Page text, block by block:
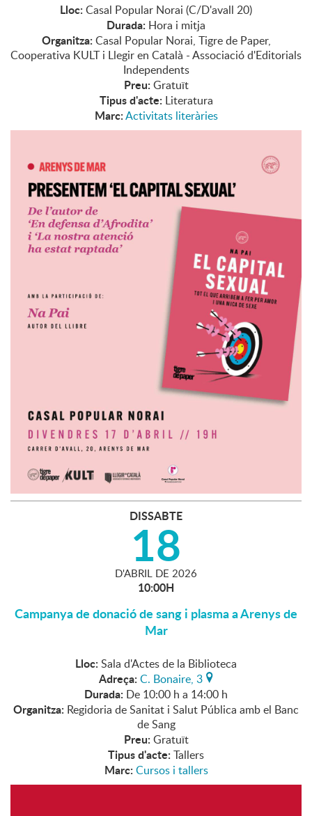
Lloc: Casal Popular Norai (C/D'avall 20)
Durada: Hora i mitja
Organitza: Casal Popular Norai, Tigre de Paper,
Cooperativa KULT i Llegir en Català - Associació d'Editorials
Independents
Preu: Gratuït
Tipus d'acte: Literatura
Marc:Activitats literàries
DISSABTE
18
D'ABRIL DE 2026
10:00H
Campanya de donació de sang i plasma a Arenys de
Mar
Lloc: Sala d'Actes de la Biblioteca
Adreça: C. Bonaire, 3
Durada: De 10:00 h a 14:00 h
Organitza: Regidoria de Sanitat i Salut Pública amb el Banc
de Sang
Preu: Gratuït
Tipus d'acte: Tallers
Marc: Cursos i tallers